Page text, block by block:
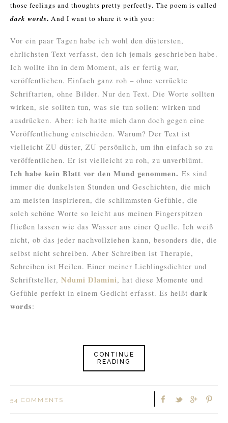
those feelings and thoughts pretty perfectly. The poem is called
dark words. And I want to share it with you:
Vor ein paar Tagen habe ich wohl den düstersten,
ehrlichsten Text verfasst, den ich jemals geschrieben habe.
Ich wollte ihn in dem Moment, als er fertig war,
veröffentlichen. Einfach ganz roh – ohne verrückte
Schriftarten, ohne Bilder. Nur den Text. Die Worte sollten
wirken, sie sollten tun, was sie tun sollen: wirken und
ausdrücken. Aber: ich hatte mich dann doch gegen eine
Veröffentlichung entschieden. Warum? Der Text ist
vielleicht ZU düster, ZU persönlich, um ihn einfach so zu
veröffentlichen. Er ist vielleicht zu roh, zu unverblümt.
Ich habe kein Blatt vor den Mund genommen. Es sind
immer die dunkelsten Stunden und Geschichten, die mich
am meisten inspirieren, die schlimmsten Gefühle, die
solch schöne Worte so leicht aus meinen Fingerspitzen
fließen lassen wie das Wasser aus einer Quelle. Ich weiß
nicht, ob das jeder nachvollziehen kann, besonders die, die
selbst nicht schreiben. Aber Schreiben ist Therapie,
Schreiben ist Heilen. Einer meiner Lieblingsdichter und
Schriftsteller, Ndumi Dlamini, hat diese Momente und
Gefühle perfekt in einem Gedicht erfasst. Es heißt dark
words:
CONTINUE
READING
54 COMMENTS